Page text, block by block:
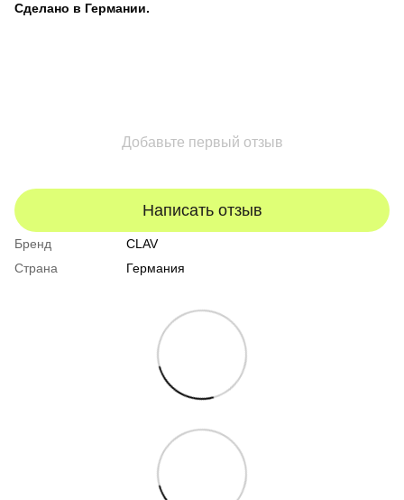
Сделано в Германии.
Добавьте первый отзыв
Написать отзыв
Бренд
CLAV
Страна
Германия